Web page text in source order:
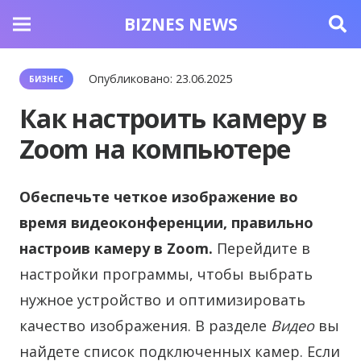
BIZNES NEWS
БИЗНЕС Опубликовано: 23.06.2025
Как настроить камеру в
Zoom на компьютере
Обеспечьте четкое изображение во
время видеоконференции, правильно
настроив камеру в Zoom. Перейдите в
настройки программы, чтобы выбрать
нужное устройство и оптимизировать
качество изображения. В разделе Видеовы
найдете список подключенных камер. Если